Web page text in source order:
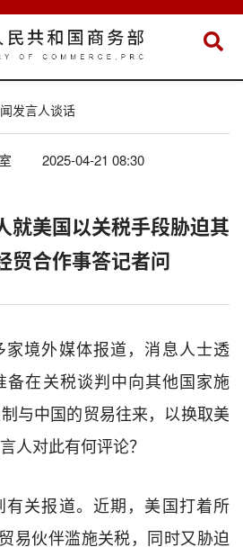
发言人谈话
2025-04-21 08:30
就美国以关税手段胁迫其
贸合作事答记者问
家境外媒体报道，消息人士透
备在关税谈判中向其他国家施
与中国的贸易往来，以换取美
人对此有何评论？
有关报道。近期，美国打着所
易伙伴滥施关税，同时又胁迫